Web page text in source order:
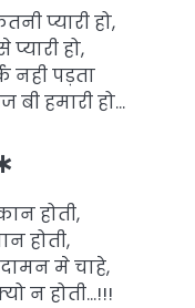
प्यारी हो,
हो,
नही पड़ता
हमारी हो…
होती,
होती,
मे चाहे,
न होती…!!!